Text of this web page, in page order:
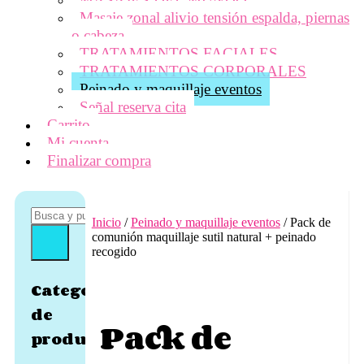
Masaje zonal alivio tensión espalda, piernas
o cabeza
TRATAMIENTOS FACIALES
TRATAMIENTOS CORPORALES
Peinado y maquillaje eventos
Señal reserva cita
Carrito
Mi cuenta
Finalizar compra
Inicio/Peinado y maquillaje eventos/ Pack de
comunión maquillaje sutil natural + peinado
recogido
Pack de
Categorías
de
producto